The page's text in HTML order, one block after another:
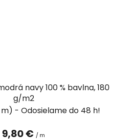
navy 100 % bavlna, 180
g/m2
m)
9,80 € / m